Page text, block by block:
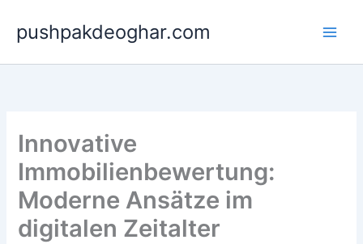
content
pushpakdeoghar.com
Innovative
Immobilienbewertung:
Moderne Ansätze im
digitalen Zeitalter